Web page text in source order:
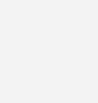
Mitteln für das digitale
als Hauptsensoren
verknüpft. Die von
bedarfsgerecht und
auf diesen und weiteren Daten
schon sehr frühzeitig
vorhersagen.